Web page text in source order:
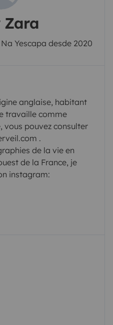
Zara
Yescapa desde 2020
anglaise, habitant
travaille comme
pouvez consulter
.
de la vie en
de la France, je
instagram: